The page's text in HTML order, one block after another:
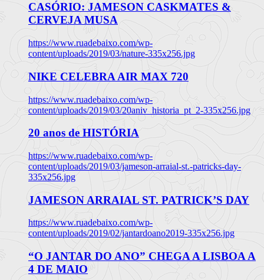
CASÓRIO: JAMESON CASKMATES &
CERVEJA MUSA
https://www.ruadebaixo.com/wp-
content/uploads/2019/03/nature-335x256.jpg
NIKE CELEBRA AIR MAX 720
https://www.ruadebaixo.com/wp-
content/uploads/2019/03/20aniv_historia_pt_2-335x256.jpg
20 anos de HISTÓRIA
https://www.ruadebaixo.com/wp-
content/uploads/2019/03/jameson-arraial-st.-patricks-day-
335x256.jpg
JAMESON ARRAIAL ST. PATRICK’S DAY
https://www.ruadebaixo.com/wp-
content/uploads/2019/02/jantardoano2019-335x256.jpg
“O JANTAR DO ANO” CHEGA A LISBOA A
4 DE MAIO